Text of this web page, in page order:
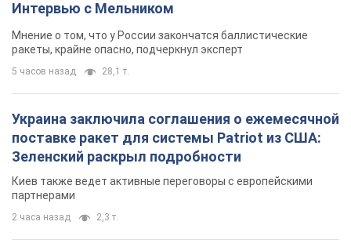
2 часа назад 2,3 т.
учителей: в результате удара РФ по Киевской
области погибли директор киевского лицея, её
муж и внук
Вечная память жертвам российского террора
3 часа назад 14,1 т.